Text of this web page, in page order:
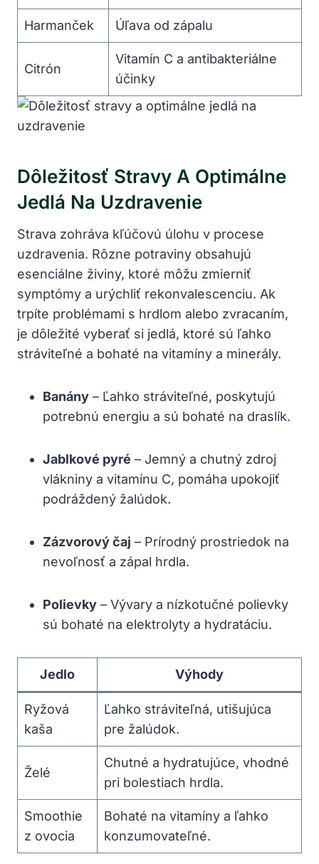
Harmanček Úľava od zápalu
Citrón
Vitamín C a antibakteriálne
účinky
Dôležitosť Stravy A Optimálne
Jedlá Na Uzdravenie
Strava zohráva kľúčovú úlohu v procese
uzdravenia. Rôzne potraviny obsahujú
esenciálne živiny, ktoré môžu zmierniť
symptómy a urýchliť rekonvalescenciu. Ak
trpíte problémami s hrdlom alebo zvracaním,
je dôležité vyberať si jedlá, ktoré sú ľahko
stráviteľné a bohaté na vitamíny a minerály.
Banány – Ľahko stráviteľné, poskytujú
potrebnú energiu a sú bohaté na draslík.
Jablkové pyré – Jemný a chutný zdroj
vlákniny a vitamínu C, pomáha upokojiť
podráždený žalúdok.
Zázvorový čaj – Prírodný prostriedok na
nevoľnosť a zápal hrdla.
Polievky – Vývary a nízkotučné polievky
sú bohaté na elektrolyty a hydratáciu.
Jedlo Výhody
Ryžová
kaša
Ľahko stráviteľná, utišujúca
pre žalúdok.
Želé
Chutné a hydratujúce, vhodné
pri bolestiach hrdla.
Smoothie
z ovocia
Bohaté na vitamíny a ľahko
konzumovateľné.